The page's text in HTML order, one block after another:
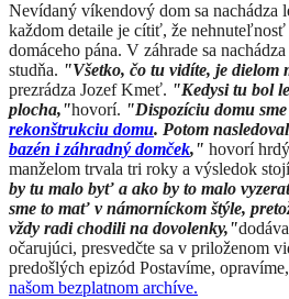
​Nevídaný víkendový dom sa nachádza
každom detaile je cítiť, že
domáceho pána. V záhrade sa
studňa. "Všetko, čo tu vidíte, je dielom
prezrádza Jozef Kmeť. "Kedysi tu bol
plocha,"hovorí. "Dispozíciu domu
rekonštrukciu domu. Potom
bazén i záhradný domček," hovorí
manželom trvala tri roky a výsledok
by tu malo byť a ako by to malo
sme to mať v námorníckom štýle,
vždy radi chodili na dovolenky,"
očarujúci, presvedčte sa v priloženom
predošlých epizód Postavíme,
našom bezplatnom archíve.